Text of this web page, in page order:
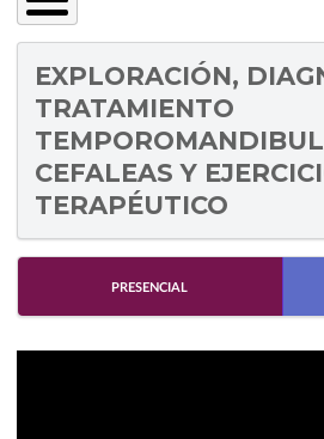
EXPLORACIÓN,
TRATAMIENTO
CEFALEAS Y
TERAPÉUTICO
PRESENCIAL